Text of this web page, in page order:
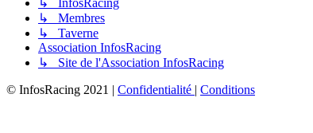
↳ Membres
↳ Taverne
Association InfosRacing
↳ Site de l'Association InfosRacing
© InfosRacing 2021 | Confidentialité | Conditions